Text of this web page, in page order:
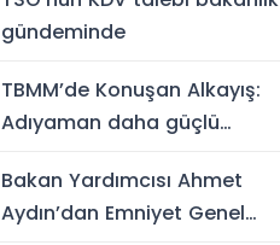
gündeminde
TBMM’de Konuşan Alkayış:
Adıyaman daha güçlü
Bakan Yardımcısı Ahmet
Aydın’dan Emniyet Genel